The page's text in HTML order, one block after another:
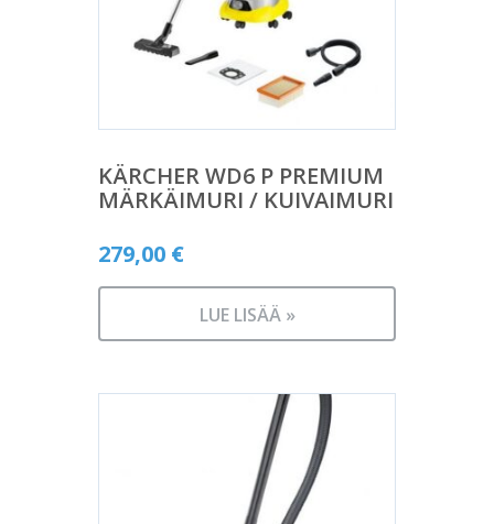
KÄRCHER WD6 P PREMIUM
MÄRKÄIMURI / KUIVAIMURI
279,00 €
LUE LISÄÄ »